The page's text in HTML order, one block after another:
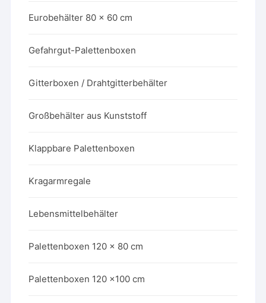
Eurobehälter 80 x 60 cm
Gefahrgut-Palettenboxen
Gitterboxen / Drahtgitterbehälter
Großbehälter aus Kunststoff
Klappbare Palettenboxen
Kragarmregale
Lebensmittelbehälter
Palettenboxen 120 x 80 cm
Palettenboxen 120 x100 cm